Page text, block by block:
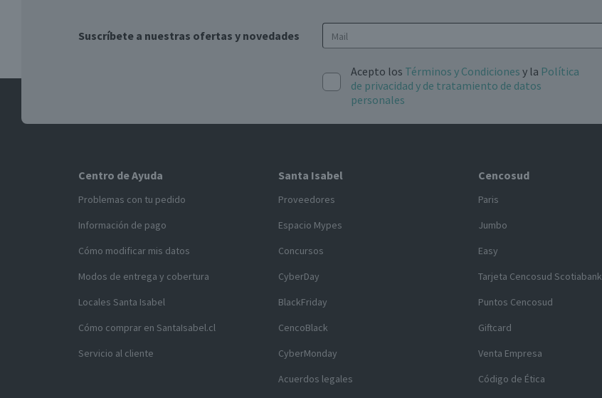
Suscríbete a nuestras ofertas y novedades
Acepto los Términos y Condiciones y la Política
de privacidad y de tratamiento de datos
personales
Centro de Ayuda
Problemas con tu pedido
Información de pago
Cómo modificar mis datos
Modos de entrega y cobertura
Locales Santa Isabel
Cómo comprar en SantaIsabel.cl
Servicio al cliente
Santa Isabel
Proveedores
Espacio Mypes
Concursos
CyberDay
BlackFriday
CencoBlack
CyberMonday
Acuerdos legales
Cencosud
Paris
Jumbo
Easy
Tarjeta Cencosud Scotiabank
Puntos Cencosud
Giftcard
Venta Empresa
Código de Ética